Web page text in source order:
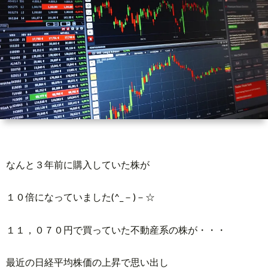
ー
ル
合
わ
せ
なんと３年前に購入していた株が
１０倍になっていました(^_－)－☆
１１，０７０円で買っていた不動産系の株が・・・
最近の日経平均株価の上昇で思い出し